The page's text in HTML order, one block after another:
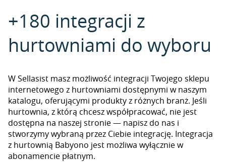
+180 integracji z
hurtowniami do wyboru
W Sellasist masz możliwość integracji Twojego sklepu
internetowego z hurtowniami dostępnymi w naszym
katalogu, oferującymi produkty z różnych branż. Jeśli
hurtownia, z którą chcesz współpracować, nie jest
dostępna na naszej stronie — napisz do nas i
stworzymy wybraną przez Ciebie integrację. Integracja
z hurtownią Babyono jest możliwa wyłącznie w
abonamencie płatnym.